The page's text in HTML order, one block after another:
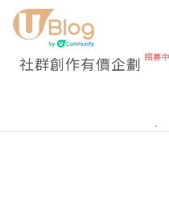
社群創作有價企劃